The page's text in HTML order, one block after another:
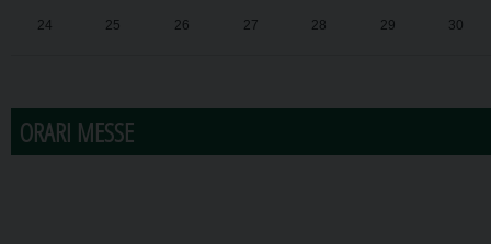
24 25 26 27 28 29 30
ORARI MESSE